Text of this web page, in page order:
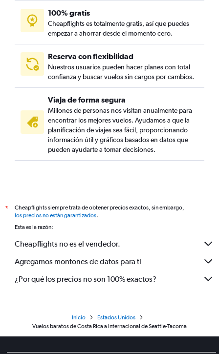
100% gratis
Cheapflights es totalmente gratis, así que puedes
empezar a ahorrar desde el momento cero.
Reserva con flexibilidad
Nuestros usuarios pueden hacer planes con total
confianza y buscar vuelos sin cargos por cambios.
Viaja de forma segura
Millones de personas nos visitan anualmente para
encontrar los mejores vuelos. Ayudamos a que la
planificación de viajes sea fácil, proporcionando
información útil y gráficos basados en datos que
pueden ayudarte a tomar decisiones.
*
Cheapflights siempre trata de obtener precios exactos, sin embargo,
los precios no están garantizados.
Esta es la razón:
Cheapflights no es el vendedor.
Agregamos montones de datos para ti
¿Por qué los precios no son 100% exactos?
Inicio
Estados Unidos
Vuelos baratos de Costa Rica a Internacional de Seattle-Tacoma